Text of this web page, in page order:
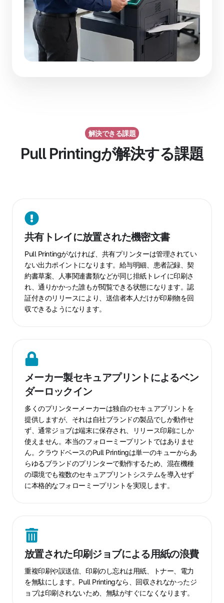
解決できる課題
Pull Printingが解決する課題
共有トレイに放置された機密文書
Pull Printingがなければ、共有プリンターは管理されてい
ない出力ポイントになります。給与明細、患者記録、契
約書草案、人事関連書類などが同じ排紙トレイに印刷さ
れ、通りかかった誰もが閲覧できる状態になります。認
証付きのリリースにより、送信者本人だけが印刷物を回
収できるようになります。
共
有
ト
レ
イ
に
放
置
さ
密
文
書
メーカー製セキュアプリントによるベン
ダーロックイン
多くのプリンターメーカーは独自のセキュアプリントを
提供しますが、それは自社ブランドの製品でしか動作せ
ず、通常ジョブは端末に保存され、リリース印刷にしか
使えません。本当のフォローミープリントではありませ
ん。クラウドベースのPull Printingは単一のキューからあ
らゆるブランドのプリンターで動作するため、混在機種
の環境でも複数のセキュアプリントシステムを導入せず
に本格的なフォローミープリントを実現します。
メ
ー
カ
ー
製
セ
キ
ュ
ア
プ
リ
ン
る
ベ
ン
ダ
ー
ロ
放置された印刷ジョブによる用紙の浪費
重複印刷や誤送信、印刷のし忘れは用紙、トナー、電力
を無駄にします。Pull Printingなら、回収されなかったジ
ョブは印刷されないため、無駄がすぐになくなります。
放
置
さ
れ
た
印